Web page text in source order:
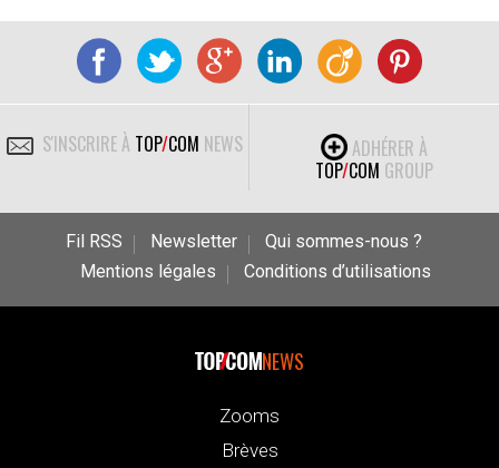
S'INSCRIRE À TOP/COM NEWS
ADHÉRER À
TOP/COM GROUP
Fil RSS Newsletter
Qui sommes-nous ?
Mentions légales
Conditions d’utilisations
NEWS
Zooms
Brèves